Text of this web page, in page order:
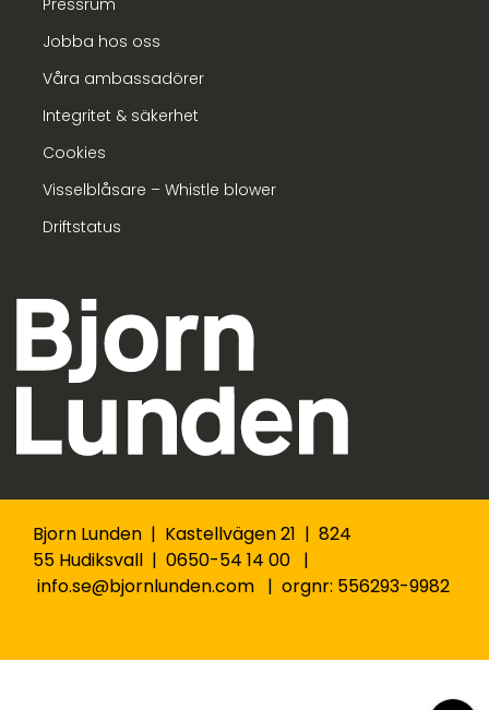
Jobba hos oss
Våra ambassadörer
Integritet & säkerhet
Cookies
Visselblåsare – Whistle blower
Driftstatus
Bjorn Lunden | Kastellvägen 21 | 824
55 Hudiksvall | 0650-54 14 00 |
info.se@bjornlunden.com | orgnr: 556293-9982